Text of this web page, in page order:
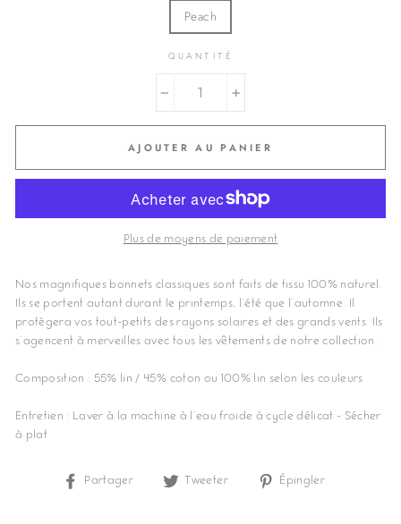
Peach
QUANTITÉ
+
AJOUTER AU PANIER
Plus de moyens de paiement
Nos magnifiques bonnets classiques sont faits de tissu 100% naturel.
Ils se portent autant durant le printemps, l'été que l'automne. Il
protègera vos tout-petits des rayons solaires et des grands vents. Ils
s'agencent à merveilles avec tous les vêtements de notre collection.
Composition : 55% lin / 45% coton ou 100% lin selon les couleurs
Entretien : Laver à la machine à l'eau froide à cycle délicat - Sécher
à plat
Partager
PartagerTweeter
TweeterÉpingler